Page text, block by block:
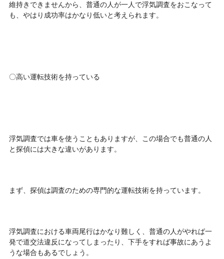
維持きできませんから、普通の人が一人で浮気調査をおこなって
も、やはり成功率はかなり低いと考えられます。
〇高い運転技術を持っている
浮気調査では車を使うこともありますが、この場合でも普通の人
と探偵には大きな違いがあります。
まず、探偵は調査のための専門的な運転技術を持っています。
浮気調査における車両尾行はかなり難しく、普通の人がやれば一
発で道交法違反になってしまったり、下手をすれば事故にあうよ
うな場合もあるでしょう。